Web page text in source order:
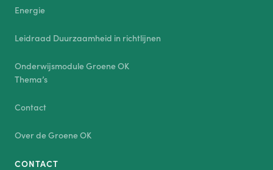
Energie
Leidraad Duurzaamheid in richtlijnen
Onderwijsmodule Groene OK
Thema’s
Contact
Over de Groene OK
CONTACT